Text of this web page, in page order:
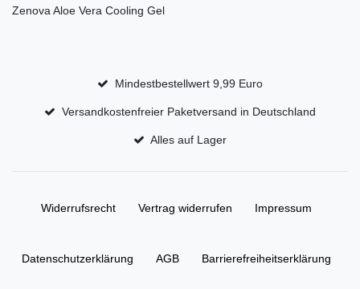
Zenova Aloe Vera Cooling Gel
Mindestbestellwert 9,99 Euro
Versandkostenfreier Paketversand in Deutschland
Alles auf Lager
Widerrufs­recht Vertrag widerrufen Impressum
Daten­schutz­erklärung AGB Barrierefreiheitserklärung